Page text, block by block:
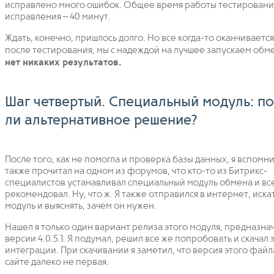
исправлено много ошибок. Общее время работы
исправления – 40 минут.
Ждать, конечно, пришлось долго. Но все когда-то
после тестирования, мы с надеждой на лучшее запускаем
нет никаких результатов.
Шаг четвертый. Специальный модуль:
ли альтернативное решение?
После того, как не помогла и проверка базы данных, я
также прочитал на одном из форумов, что кто-то из Битрикс-
специалистов устанавливал специальный модуль обмена и
рекомендовал. Ну, что ж. Я также отправился в интернет,
модуль и выяснять, зачем он нужен.
Нашел я только один вариант релиза этого модуля,
версии 4.0.5.1. Я подумал, решил все же попробовать и скачал
интеграции. При скачивании я заметил, что версия этого
сайте далеко не первая.